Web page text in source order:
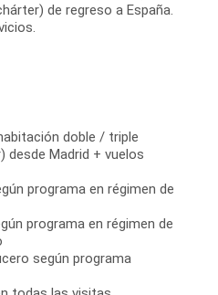
de regreso a España.
doble / triple
desde Madrid + vuelos
programa en régimen de
programa en régimen de
según programa